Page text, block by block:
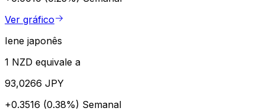
Ver gráfico
Iene japonês
1 NZD equivale a
93,0266 JPY
+0.3516 (0.38%) Semanal